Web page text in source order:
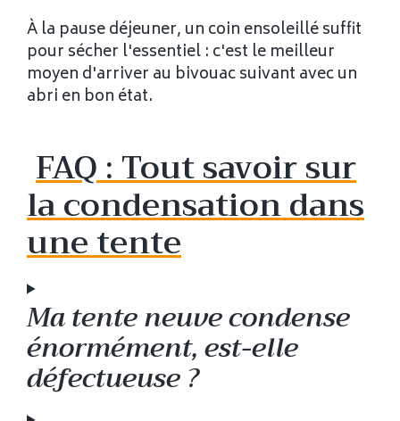
À la pause déjeuner, un coin ensoleillé suffit
pour sécher l'essentiel : c'est le meilleur
moyen d'arriver au bivouac suivant avec un
abri en bon état.
FAQ : Tout savoir sur
la condensation dans
une tente
Ma tente neuve condense
énormément, est-elle
défectueuse ?